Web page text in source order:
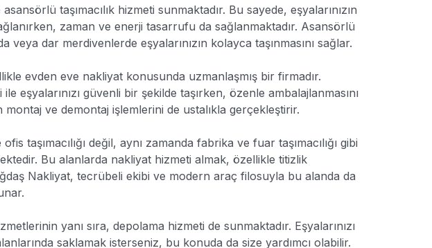
taşımacılık hizmeti sunmaktadır. Bu sayede, eşyalarınızın
zaman ve enerji tasarrufu da sağlanmaktadır. Asansörlü
veya dar merdivenlerde eşyalarınızın kolayca taşınmasını sağlar.
evden eve nakliyat konusunda uzmanlaşmış bir firmadır.
eşyalarınızı güvenli bir şekilde taşırken, özenle ambalajlanmasını
montaj ve demontaj işlemlerini de ustalıkla gerçekleştirir.
taşımacılığı değil, aynı zamanda fabrika ve fuar taşımacılığı gibi
Bu alanlarda nakliyat hizmeti almak, özellikle titizlik
Nakliyat, tecrübeli ekibi ve modern araç filosuyla bu alanda da
yanı sıra, depolama hizmeti de sunmaktadır. Eşyalarınızı
saklamak isterseniz, bu konuda da size yardımcı olabilir.